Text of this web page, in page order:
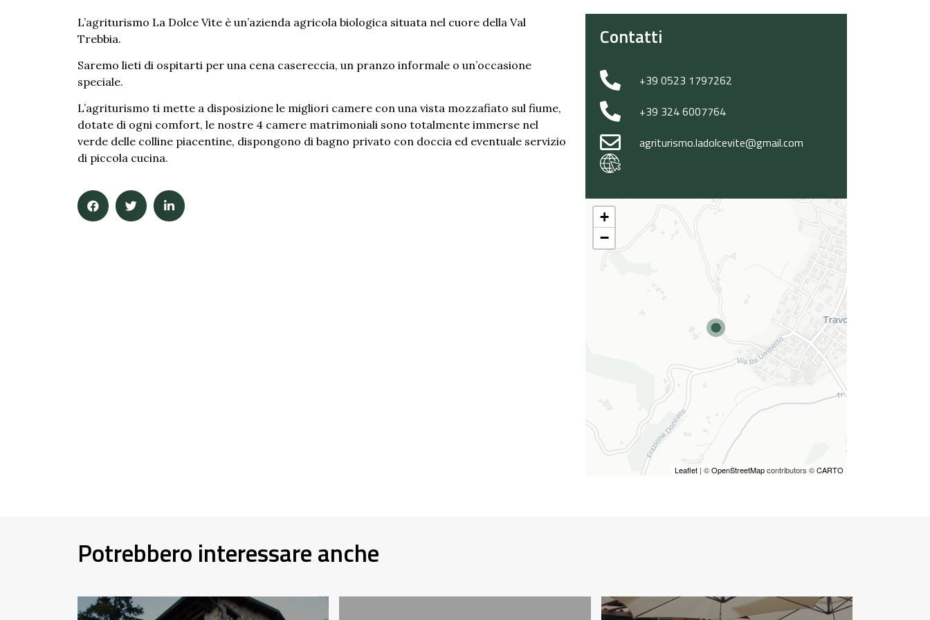
L’agriturismo La Dolce Vite è un’azienda agricola biologica situata nel cuore della Val
Trebbia.
Saremo lieti di ospitarti per una cena casereccia, un pranzo informale o un’occasione
speciale.
L’agriturismo ti mette a disposizione le migliori camere con una vista mozzafiato sul fiume,
dotate di ogni comfort, le nostre 4 camere matrimoniali sono totalmente immerse nel
verde delle colline piacentine, dispongono di bagno privato con doccia ed eventuale servizio
di piccola cucina.
Contatti
+39 0523 1797262
+39 324 6007764
agriturismo.ladolcevite@gmail.com
+
−
Leaflet | ©OpenStreetMapcontributors ©CARTO
Potrebbero interessare anche